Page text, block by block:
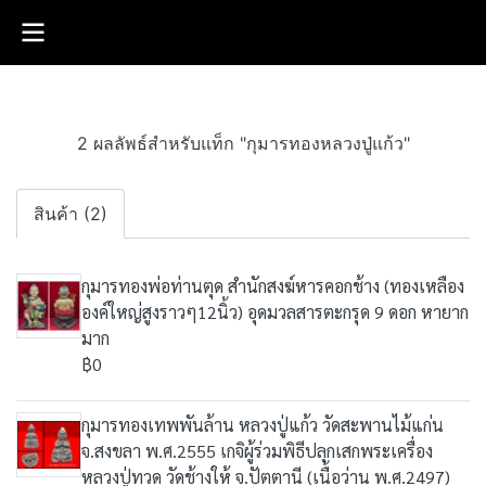
2 ผลลัพธ์สำหรับแท็ก "กุมารทองหลวงปู่แก้ว"
สินค้า (2)
กุมารทองพ่อท่านตุด สำนักสงฆ์หารคอกช้าง (ทองเหลือง
องค์ใหญ่สูงราวๆ12นิ้ว) อุดมวลสารตะกรุด 9 ดอก หายาก
มาก
฿0
กุมารทองเทพพันล้าน หลวงปู่แก้ว วัด​สะพาน​ไม้แก่น​
จ.สงขลา พ.ศ.2555 เกจิผู้ร่วมพิธีปลุกเสกพระเครื่อง
หลวงปู่ทวด​ วัด​ช้าง​ให้ จ.ปัตตานี​ (เนื้อว่าน พ.ศ.2497)​